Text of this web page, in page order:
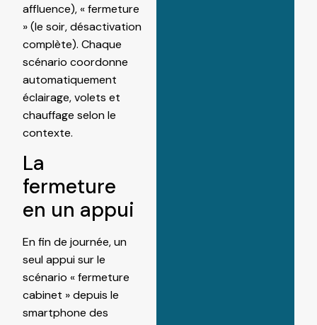
affluence), « fermeture
» (le soir, désactivation
complète). Chaque
scénario coordonne
automatiquement
éclairage, volets et
chauffage selon le
contexte.
La
fermeture
en un appui
En fin de journée, un
seul appui sur le
scénario « fermeture
cabinet » depuis le
smartphone des